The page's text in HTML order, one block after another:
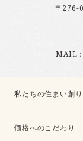
〒276-
MAIL
私たちの住まい創り
価格へのこだわり